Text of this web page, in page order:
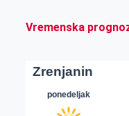
Vremenska